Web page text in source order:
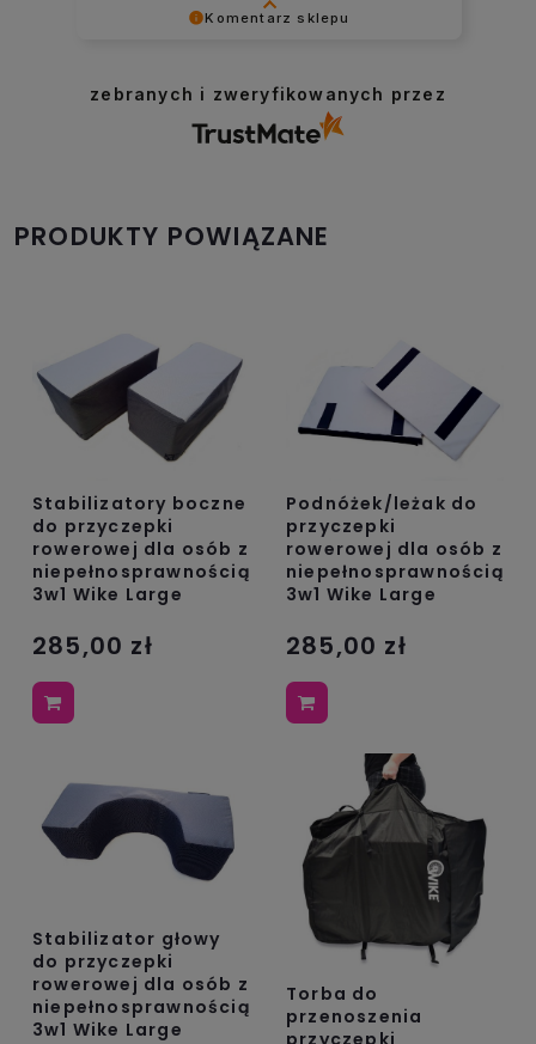
Komentarz sklepu
zebranych i zweryfikowanych przez
PRODUKTY POWIĄZANE
Stabilizatory boczne
do przyczepki
rowerowej dla osób z
niepełnosprawnością
3w1 Wike Large
285,00 zł
Podnóżek/leżak do
przyczepki
rowerowej dla osób z
niepełnosprawnością
3w1 Wike Large
285,00 zł
Stabilizator głowy
do przyczepki
rowerowej dla osób z
niepełnosprawnością
3w1 Wike Large
Torba do
przenoszenia
przyczepki